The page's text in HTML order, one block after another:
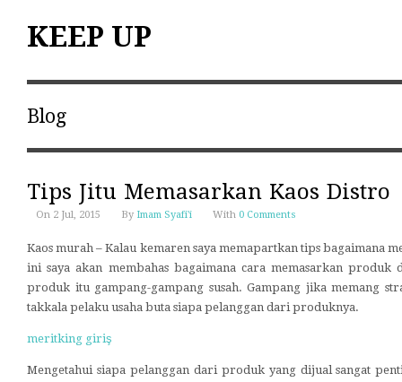
KEEP UP
Blog
Tips Jitu Memasarkan Kaos Distro
On 2 Jul, 2015 By Imam Syafi'i With 0 Comments
Kaos murah – Kalau kemaren saya memapartkan tips bagaimana
ini saya akan membahas bagaimana cara memasarkan
produk itu gampang-gampang susah. Gampang jika memang
takkala pelaku usaha buta siapa pelanggan dari produknya.
meritking giriş
Mengetahui siapa pelanggan dari produk yang dijual sangat